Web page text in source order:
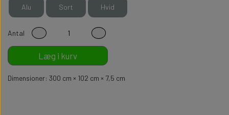
Alu Sort Hvid
Antal
Læg i kurv
Dimensioner: 300 cm × 102 cm × 7,5 cm